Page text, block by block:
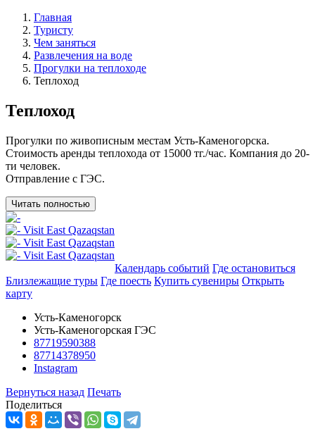
Главная
Туристу
Чем заняться
Развлечения на воде
Прогулки на теплоходе
Теплоход
Теплоход
Прогулки по живописным местам Усть-Каменогорска.
Стоимость аренды теплохода от 15000 тг./час. Компания до 20-
ти человек.
Отправление с ГЭС.
Читать полностью
Календарь событий Где остановиться
Близлежащие туры Где поесть Купить сувениры Открыть
карту
Усть-Каменогорск
Усть-Каменогорская ГЭС
87719590388
87714378950
Instagram
Вернуться назад Печать
Поделиться